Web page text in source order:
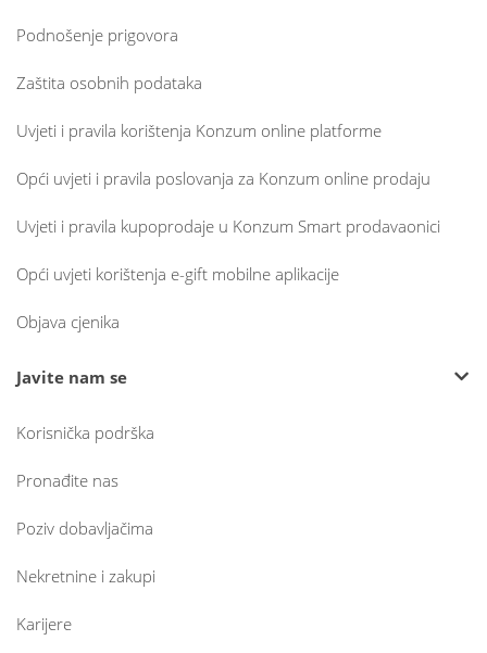
Podnošenje prigovora
Zaštita osobnih podataka
Uvjeti i pravila korištenja Konzum online platforme
Opći uvjeti i pravila poslovanja za Konzum online prodaju
Uvjeti i pravila kupoprodaje u Konzum Smart prodavaonici
Opći uvjeti korištenja e-gift mobilne aplikacije
Objava cjenika
Javite nam se
Korisnička podrška
Pronađite nas
Poziv dobavljačima
Nekretnine i zakupi
Karijere